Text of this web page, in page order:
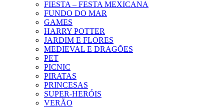
FIESTA – FESTA MEXICANA
FUNDO DO MAR
GAMES
HARRY POTTER
JARDIM E FLORES
MEDIEVAL E DRAGÕES
PET
PICNIC
PIRATAS
PRINCESAS
SUPER-HERÓIS
VERÃO